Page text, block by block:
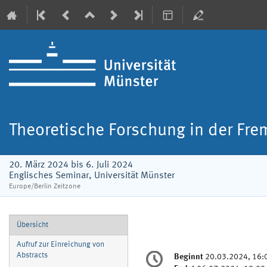
Theoretische Forschung in der
20. März 2024 bis 6. Juli 2024
Englisches Seminar, Universität Münster
Europe/Berlin Zeitzone
Veranstaltungsmenü
Übersicht
Aufruf zur Einreichung von
Abstracts
Datum/Zeit
Beginnt 20.03.2024,